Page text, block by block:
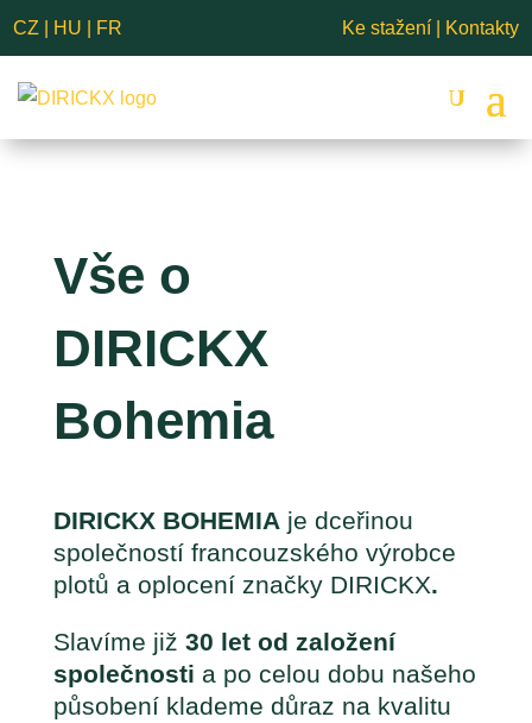
CZ HU FR Ke stažení Kontakty
Vše o
DIRICKX
Bohemia
DIRICKX BOHEMIA je dceřinou
společností francouzského výrobce
plotů a oplocení značky DIRICKX.
Slavíme již 30 let od založení
společnosti a po celou dobu našeho
působení klademe důraz na kvalitu